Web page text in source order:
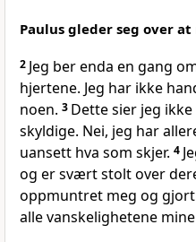
Paulus gleder seg over
2 Jeg ber enda en gang
hjertene. Jeg har ikke
noen. 3 Dette sier jeg
skyldige. Nei, jeg har
uansett hva som skjer. 4
og er svært stolt over
oppmuntret meg og
alle vanskelighetene